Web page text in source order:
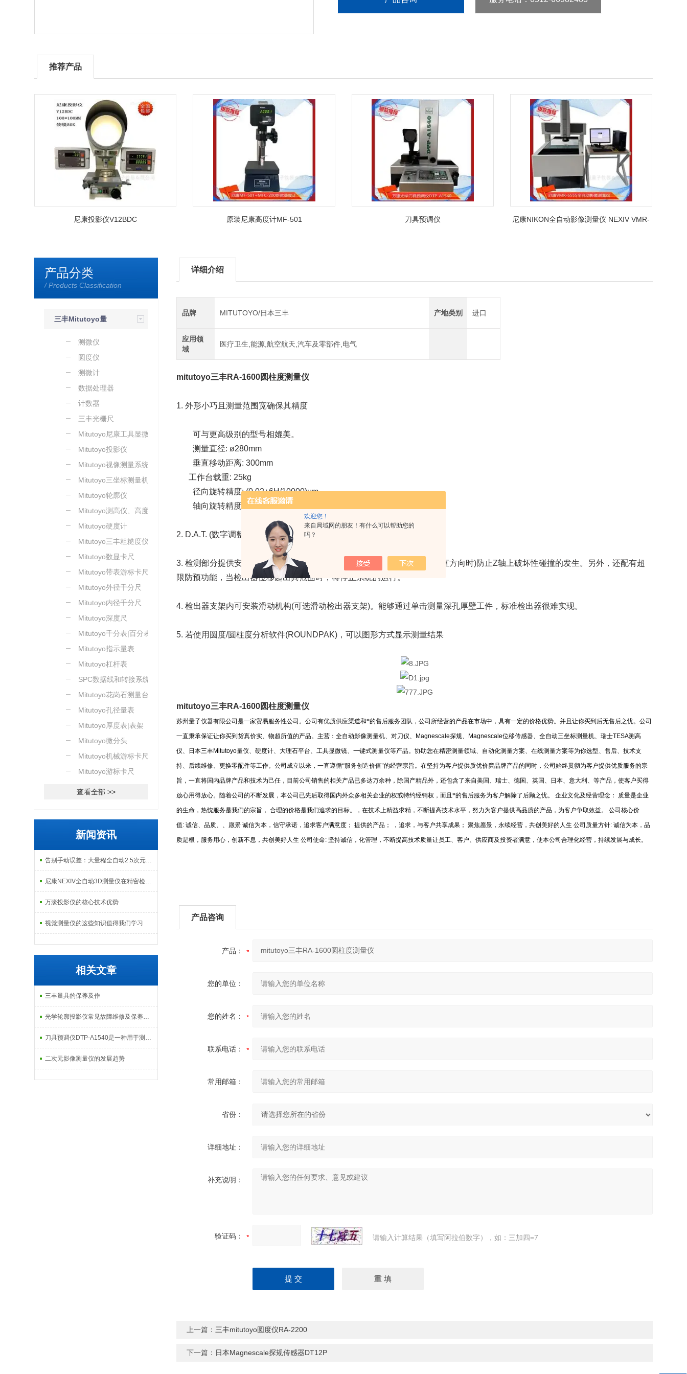
欢迎您！
来自局域网的朋友！有什么可以帮助您的
吗？
推荐产品
尼康投影仪V12BDC 原装尼康高度计MF-501 刀具预调仪
尼康NIKON全自动影像测量仪 NEXIV VMR-
产品分类
/ Products Classification
三丰Mitutoyo量
测微仪
圆度仪
测微计
数据处理器
计数器
三丰光栅尺
Mitutoyo尼康工具显微镜
Mitutoyo投影仪
Mitutoyo视像测量系统
Mitutoyo三坐标测量机
Mitutoyo轮廓仪
Mitutoyo测高仪、高度尺
Mitutoyo硬度计
Mitutoyo三丰粗糙度仪
Mitutoyo数显卡尺
Mitutoyo带表游标卡尺
Mitutoyo外径千分尺
Mitutoyo内径千分尺
Mitutoyo深度尺
Mitutoyo千分表|百分表
Mitutoyo指示量表
Mitutoyo杠杆表
SPC数据线和转接系统
Mitutoyo花岗石测量台
Mitutoyo孔径量表
Mitutoyo厚度表|表架
Mitutoyo微分头
Mitutoyo机械游标卡尺
Mitutoyo游标卡尺
查看全部 >>
新闻资讯
告别手动误差：大量程全自动2.5次元测量机如何实现高效精密质检？
尼康NEXIV全自动3D测量仪在精密检测中的应用
万濠投影仪的核心技术优势
视觉测量仪的这些知识值得我们学习
相关文章
三丰量具的保养及作
光学轮廓投影仪常见故障维修及保养技巧
刀具预调仪DTP-A1540是一种用于测量和调整刀具的设备
二次元影像测量仪的发展趋势
详细介绍
品牌 MITUTOYO/日本三丰 产地类别 进口
应用领
域
医疗卫生,能源,航空航天,汽车及零部件,电气
mitutoyo三丰RA-1600圆柱度测量仪
1. 外形小巧且测量范围宽确保其精度
可与更高级别的型号相媲美。
测量直径: ø280mm
垂直移动距离: 300mm
工作台载重: 25kg
径向旋转精度: (0.02+6H/10000)μm
轴向旋转精度: (0.02+6X/10000)μm
2. D.A.T. (数字调整台)功能有助于手动工件调心和调水平。
3. 检测部分提供安全装置作为标准特性。检出器上配有碰撞感应功能(在垂直方向时)防止Z轴上破坏性碰撞的发生。另外，还配有超
限防预功能，当检出器位移超出其范围时，将停止系统的运行。
4. 检出器支架内可安装滑动机构(可选滑动检出器支架)。能够通过单击测量深孔厚壁工件，标准检出器很难实现。
5. 若使用圆度/圆柱度分析软件(ROUNDPAK)，可以图形方式显示测量结果
mitutoyo三丰RA-1600圆柱度测量仪
苏州量子仪器有限公司是一家贸易服务性公司。公司有优质供应渠道和*的售后服务团队，公司所经营的产品在市场中，具有一定的价格优势。并且让你买到后无售后之忧。公司
一直秉承保证让你买到货真价实、物超所值的产品。主营：全自动影像测量机、对刀仪、 Magnescale探规、 Magnescale位移传感器、全自动三坐标测量机、瑞士TESA测高
仪、日本三丰Mitutoyo量仪、硬度计、大理石平台、工具显微镜、一键式测量仪等产品。协助您在精密测量领域、自动化测量方案、在线测量方案等为你选型、售后、技术支
持、后续维修、更换零配件等工作。公司成立以来，一直遵循“服务创造价值"的经营宗旨。在坚持为客户提供质优价廉品牌产品的同时，公司始终贯彻为客户提供优质服务的宗
旨，一直将国内品牌产品和技术为己任，目前公司销售的相关产品已多达万余种，除国产精品外，还包含了来自美国、瑞士、德国、英国、日本、意大利、等产品，使客户买得
放心用得放心。随着公司的不断发展，本公司已先后取得国内外众多相关企业的权或特约经销权，而且*的售后服务为客户解除了后顾之忧。 企业文化及经营理念： 质量是企业
的生命，热忱服务是我们的宗旨， 合理的价格是我们追求的目标。，在技术上精益求精，不断提高技术水平，努力为客户提供高品质的产品，为客户争取效益。 公司核心价
值:诚信、品质、、愿景 诚信为本，信守承诺，追求客户满意度； 提供的产品； ，追求，与客户共享成果； 聚焦愿景，永续经营，共创美好的人生 公司质量方针:诚信为本，品
质是根，服务用心，创新不息，共创美好人生 公司使命: 坚持诚信，化管理，不断提高技术质量让员工、客户、供应商及投资者满意，使本公司合理化经营，持续发展与成长。
产品咨询
产品：
您的单位：
您的姓名：
联系电话：
常用邮箱：
省份：
详细地址：
补充说明：
验证码： 请输入计算结果（填写阿拉伯数字），如：三加四=7
上一篇： 三丰mitutoyo圆度仪RA-2200
下一篇： 日本Magnescale探规传感器DT12P